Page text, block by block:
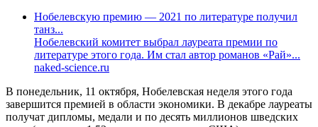
Нобелевскую премию — 2021 по литературе получил
танз...
Нобелевский комитет выбрал лауреата премии по
литературе этого года. Им стал автор романов «Рай»...
naked-science.ru
В понедельник, 11 октября, Нобелевская неделя этого года
завершится премией в области экономики. В декабре лауреаты
получат дипломы, медали и по десять миллионов шведских